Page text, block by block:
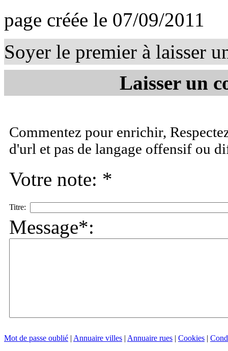
page créée le 07/09/2011
Soyer le premier à laisser
Laisser un
Commentez pour enrichir,
d'url et pas de langage offensif ou
Votre note: *
Titre:
Message*:
Mot de passe oublié | Annuaire villes | Annuaire rues | Cookies |